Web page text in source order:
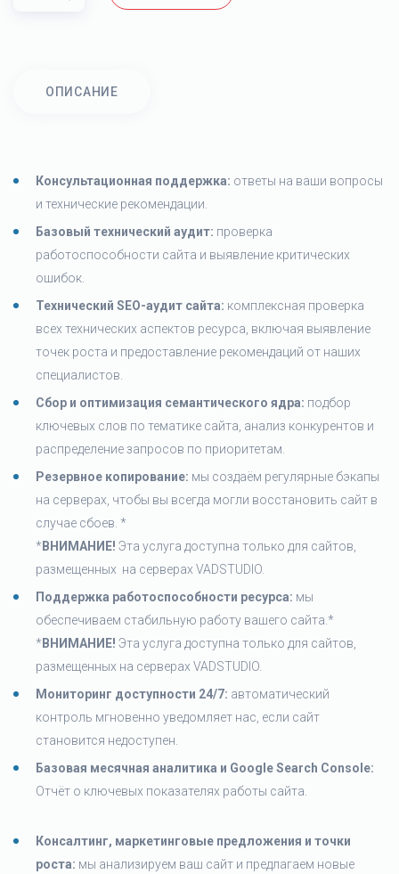
ОПИСАНИЕ
Консультационная поддержка: ответы на ваши вопросы
и технические рекомендации.
Базовый технический аудит: проверка
работоспособности сайта и выявление критических
ошибок.
Технический SEO-аудит сайта: комплексная проверка
всех технических аспектов ресурса, включая выявление
точек роста и предоставление рекомендаций от наших
специалистов.
Сбор и оптимизация семантического ядра: подбор
ключевых слов по тематике сайта, анализ конкурентов и
распределение запросов по приоритетам.
Резервное копирование: мы создаём регулярные бэкапы
на серверах, чтобы вы всегда могли восстановить сайт в
случае сбоев. *
* ВНИМАНИЕ! Эта услуга доступна только для сайтов,
размещенных на серверах VADSTUDIO.
Поддержка работоспособности ресурса: мы
обеспечиваем стабильную работу вашего сайта.*
* ВНИМАНИЕ! Эта услуга доступна только для сайтов,
размещенных на серверах VADSTUDIO.
Мониторинг доступности 24/7: автоматический
контроль мгновенно уведомляет нас, если сайт
становится недоступен.
Базовая месячная аналитика и Google Search Console:
Отчёт о ключевых показателях работы сайта.
Консалтинг, маркетинговые предложения и точки
роста: мы анализируем ваш сайт и предлагаем новые